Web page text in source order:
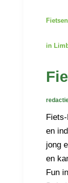
in
en
jong
en
Fun